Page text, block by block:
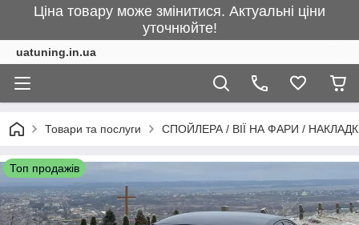
Ціна товару може змінитися. Актуальні ціни
уточнюйте!
uatuning.in.ua
Товари та послуги СПОЙЛЕРА / ВІЇ НА ФАРИ /
Топ продажів